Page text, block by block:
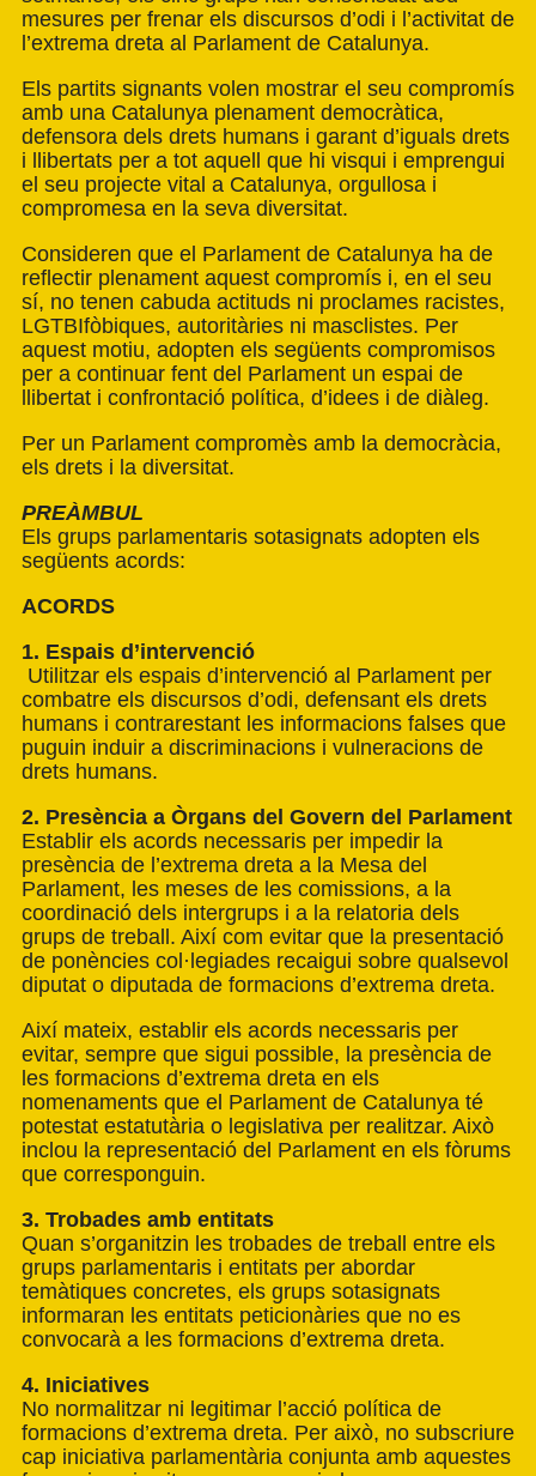
mesures per frenar els discursos d’odi i l’activitat de
l’extrema dreta al Parlament de Catalunya.
Els partits signants volen mostrar el seu compromís
amb una Catalunya plenament democràtica,
defensora dels drets humans i garant d’iguals drets
i llibertats per a tot aquell que hi visqui i emprengui
el seu projecte vital a Catalunya, orgullosa i
compromesa en la seva diversitat.
Consideren que el Parlament de Catalunya ha de
reflectir plenament aquest compromís i, en el seu
sí, no tenen cabuda actituds ni proclames racistes,
LGTBIfòbiques, autoritàries ni masclistes. Per
aquest motiu, adopten els següents compromisos
per a continuar fent del Parlament un espai de
llibertat i confrontació política, d’idees i de diàleg.
Per un Parlament compromès amb la democràcia,
els drets i la diversitat.
PREÀMBUL
Els grups parlamentaris sotasignats adopten els
següents acords:
ACORDS
1. Espais d’intervenció
Utilitzar els espais d’intervenció al Parlament per
combatre els discursos d’odi, defensant els drets
humans i contrarestant les informacions falses que
puguin induir a discriminacions i vulneracions de
drets humans.
2. Presència a Òrgans del Govern del Parlament
Establir els acords necessaris per impedir la
presència de l’extrema dreta a la Mesa del
Parlament, les meses de les comissions, a la
coordinació dels intergrups i a la relatoria dels
grups de treball. Així com evitar que la presentació
de ponències col·legiades recaigui sobre qualsevol
diputat o diputada de formacions d’extrema dreta.
Així mateix, establir els acords necessaris per
evitar, sempre que sigui possible, la presència de
les formacions d’extrema dreta en els
nomenaments que el Parlament de Catalunya té
potestat estatutària o legislativa per realitzar. Això
inclou la representació del Parlament en els fòrums
que corresponguin.
3. Trobades amb entitats
Quan s’organitzin les trobades de treball entre els
grups parlamentaris i entitats per abordar
temàtiques concretes, els grups sotasignats
informaran les entitats peticionàries que no es
convocarà a les formacions d’extrema dreta.
4. Iniciatives
No normalitzar ni legitimar l’acció política de
formacions d’extrema dreta. Per això, no subscriure
cap iniciativa parlamentària conjunta amb aquestes